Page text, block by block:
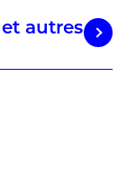
autres